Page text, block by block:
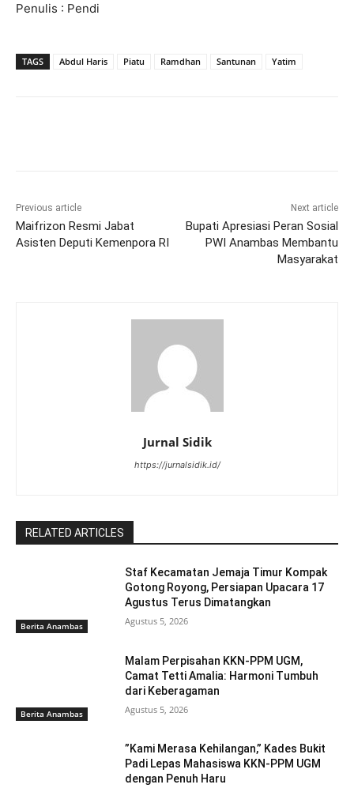
Penulis : Pendi
TAGS Abdul Haris Piatu Ramdhan Santunan Yatim
Previous article
Maifrizon Resmi Jabat
Asisten Deputi Kemenpora RI
Next article
Bupati Apresiasi Peran Sosial
PWI Anambas Membantu
Masyarakat
Jurnal Sidik
https://jurnalsidik.id/
RELATED ARTICLES
Berita Anambas
Staf Kecamatan Jemaja Timur Kompak
Gotong Royong, Persiapan Upacara 17
Agustus Terus Dimatangkan ‎
Agustus 5, 2026
Berita Anambas
Malam Perpisahan KKN-PPM UGM,
Camat Tetti Amalia: Harmoni Tumbuh
dari Keberagaman
Agustus 5, 2026
‎”Kami Merasa Kehilangan,” Kades Bukit
Padi Lepas Mahasiswa KKN-PPM UGM
dengan Penuh Haru